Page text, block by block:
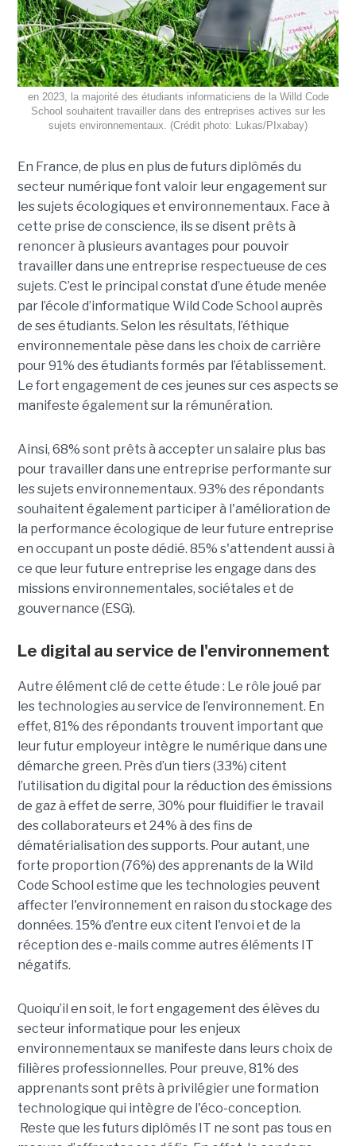
en 2023, la majorité des étudiants informaticiens de la Willd Code
School souhaitent travailler dans des entreprises actives sur les
sujets environnementaux. (Crédit photo: Lukas/PIxabay)
En France, de plus en plus de futurs diplômés du
secteur numérique font valoir leur engagement sur
les sujets écologiques et environnementaux. Face à
cette prise de conscience, ils se disent prêts à
renoncer à plusieurs avantages pour pouvoir
travailler dans une entreprise respectueuse de ces
sujets. C’est le principal constat d’une étude menée
par l’école d’informatique Wild Code School auprès
de ses étudiants. Selon les résultats, l’éthique
environnementale pèse dans les choix de carrière
pour 91% des étudiants formés par l’établissement.
Le fort engagement de ces jeunes sur ces aspects se
manifeste également sur la rémunération.
Ainsi, 68% sont prêts à accepter un salaire plus bas
pour travailler dans une entreprise performante sur
les sujets environnementaux. 93% des répondants
souhaitent également participer à l'amélioration de
la performance écologique de leur future entreprise
en occupant un poste dédié. 85% s'attendent aussi à
ce que leur future entreprise les engage dans des
missions environnementales, sociétales et de
gouvernance (ESG).
Le digital au service de l'environnement
Autre élément clé de cette étude : Le rôle joué par
les technologies au service de l’environnement. En
effet, 81% des répondants trouvent important que
leur futur employeur intègre le numérique dans une
démarche green. Près d’un tiers (33%) citent
l’utilisation du digital pour la réduction des émissions
de gaz à effet de serre, 30% pour fluidifier le travail
des collaborateurs et 24% à des fins de
dématérialisation des supports. Pour autant, une
forte proportion (76%) des apprenants de la Wild
Code School estime que les technologies peuvent
affecter l'environnement en raison du stockage des
données. 15% d’entre eux citent l'envoi et de la
réception des e-mails comme autres éléments IT
négatifs.
Quoiqu’il en soit, le fort engagement des élèves du
secteur informatique pour les enjeux
environnementaux se manifeste dans leurs choix de
filières professionnelles. Pour preuve, 81% des
apprenants sont prêts à privilégier une formation
technologique qui intègre de l'éco-conception.
Reste que les futurs diplômés IT ne sont pas tous en